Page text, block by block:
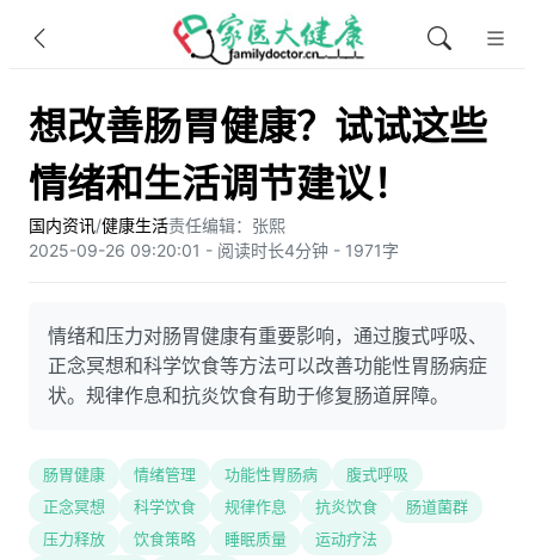
想改善肠胃健康？试试这些
情绪和生活调节建议！
国内资讯/健康生活责任编辑：张熙
2025-09-26 09:20:01 - 阅读时长4分钟 - 1971字
情绪和压力对肠胃健康有重要影响，通过腹式呼吸、
正念冥想和科学饮食等方法可以改善功能性胃肠病症
状。规律作息和抗炎饮食有助于修复肠道屏障。
肠胃健康 情绪管理 功能性胃肠病
腹式呼吸
正念冥想
科学饮食 规律作息 抗炎饮食
肠道菌群
压力释放
饮食策略 睡眠质量
运动疗法